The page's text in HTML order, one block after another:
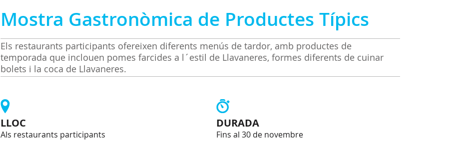
Mostra Gastronòmica de Productes Típics
Els restaurants participants ofereixen diferents menús de tardor, amb productes de
temporada que inclouen pomes farcides a l´estil de Llavaneres, formes diferents de cuinar
bolets i la coca de Llavaneres.
LLOC
Als restaurants participants
DURADA
Fins al 30 de novembre